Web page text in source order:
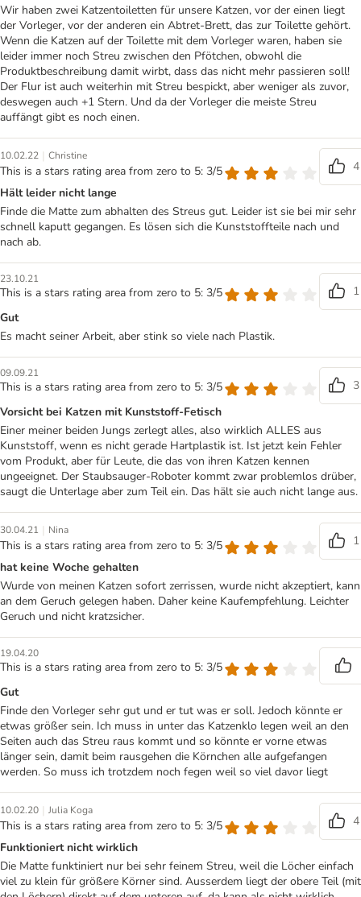
Wir haben zwei Katzentoiletten für unsere Katzen, vor der einen liegt
der Vorleger, vor der anderen ein Abtret-Brett, das zur Toilette gehört.
Wenn die Katzen auf der Toilette mit dem Vorleger waren, haben sie
leider immer noch Streu zwischen den Pfötchen, obwohl die
Produktbeschreibung damit wirbt, dass das nicht mehr passieren soll!
Der Flur ist auch weiterhin mit Streu bespickt, aber weniger als zuvor,
deswegen auch +1 Stern. Und da der Vorleger die meiste Streu
auffängt gibt es noch einen.
10.02.22 | Christine
This is a stars rating area from zero to 5: 3/5
4
Hält leider nicht lange
Finde die Matte zum abhalten des Streus gut. Leider ist sie bei mir sehr
schnell kaputt gegangen. Es lösen sich die Kunststoffteile nach und
nach ab.
23.10.21
This is a stars rating area from zero to 5: 3/5
1
Gut
Es macht seiner Arbeit, aber stink so viele nach Plastik.
09.09.21
This is a stars rating area from zero to 5: 3/5
3
Vorsicht bei Katzen mit Kunststoff-Fetisch
Einer meiner beiden Jungs zerlegt alles, also wirklich ALLES aus
Kunststoff, wenn es nicht gerade Hartplastik ist. Ist jetzt kein Fehler
vom Produkt, aber für Leute, die das von ihren Katzen kennen
ungeeignet. Der Staubsauger-Roboter kommt zwar problemlos drüber,
saugt die Unterlage aber zum Teil ein. Das hält sie auch nicht lange aus.
30.04.21 | Nina
This is a stars rating area from zero to 5: 3/5
1
hat keine Woche gehalten
Wurde von meinen Katzen sofort zerrissen, wurde nicht akzeptiert, kann
an dem Geruch gelegen haben. Daher keine Kaufempfehlung. Leichter
Geruch und nicht kratzsicher.
19.04.20
This is a stars rating area from zero to 5: 3/5
Gut
Finde den Vorleger sehr gut und er tut was er soll. Jedoch könnte er
etwas größer sein. Ich muss in unter das Katzenklo legen weil an den
Seiten auch das Streu raus kommt und so könnte er vorne etwas
länger sein, damit beim rausgehen die Körnchen alle aufgefangen
werden. So muss ich trotzdem noch fegen weil so viel davor liegt
10.02.20 | Julia Koga
This is a stars rating area from zero to 5: 3/5
4
Funktioniert nicht wirklich
Die Matte funktiniert nur bei sehr feinem Streu, weil die Löcher einfach
viel zu klein für größere Körner sind. Ausserdem liegt der obere Teil (mit